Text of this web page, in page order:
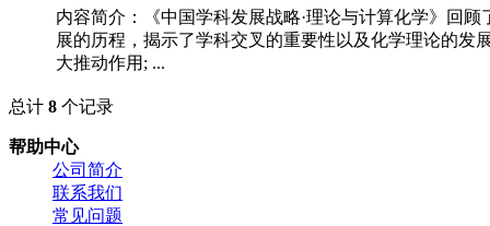
内容简介：《中国学科发展战略·理论与计算化学》回顾
展的历程，揭示了学科交叉的重要性以及化学理论的发
大推动作用; ...
总计 8 个记录
帮助中心
公司简介
联系我们
常见问题